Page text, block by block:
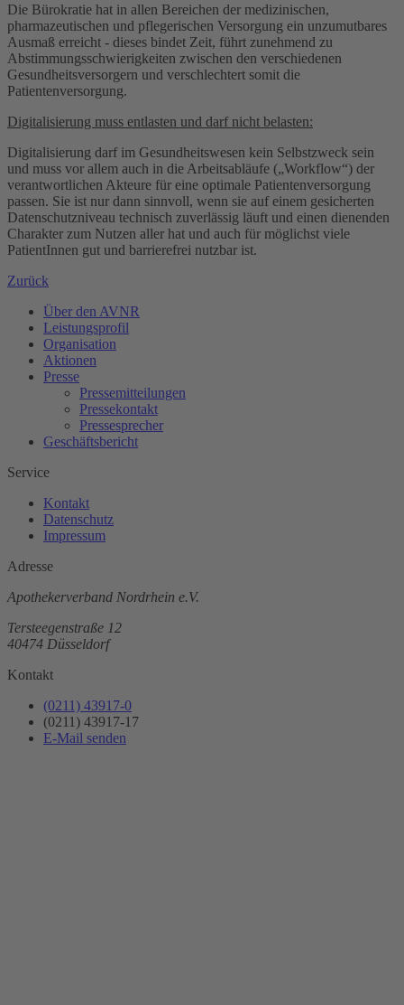
Die Bürokratie hat in allen Bereichen der medizinischen,
pharmazeutischen und pflegerischen Versorgung ein unzumutbares
Ausmaß erreicht - dieses bindet Zeit, führt zunehmend zu
Abstimmungsschwierigkeiten zwischen den verschiedenen
Gesundheitsversorgern und verschlechtert somit die
Patientenversorgung.
Digitalisierung muss entlasten und darf nicht belasten:
Digitalisierung darf im Gesundheitswesen kein Selbstzweck sein
und muss vor allem auch in die Arbeitsabläufe („Workflow“) der
verantwortlichen Akteure für eine optimale Patientenversorgung
passen. Sie ist nur dann sinnvoll, wenn sie auf einem gesicherten
Datenschutzniveau technisch zuverlässig läuft und einen dienenden
Charakter zum Nutzen aller hat und auch für möglichst viele
PatientInnen gut und barrierefrei nutzbar ist.
Zurück
Über den AVNR
Leistungsprofil
Organisation
Aktionen
Presse
Pressemitteilungen
Pressekontakt
Pressesprecher
Geschäftsbericht
Service
Kontakt
Datenschutz
Impressum
Adresse
Apothekerverband Nordrhein e.V.
Tersteegenstraße 12
40474 Düsseldorf
Kontakt
(0211) 43917-0
(0211) 43917-17
E-Mail senden